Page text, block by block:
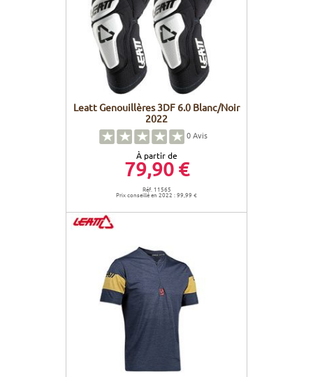
Leatt Genouillères 3DF 6.0 Blanc/Noir
2022
0Avis
À partir de
79,90 €
Réf. 11565
Prix conseillé en 2022 : 99,99 €